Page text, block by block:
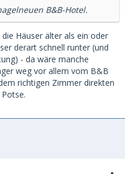
B&B-Hotel.
Häuser älter als ein oder
derart schnell runter (und
- da wäre manche
weg vor allem vom B&B
richtigen Zimmer direkten